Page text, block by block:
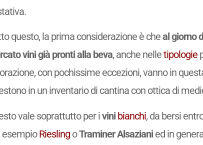
questo, la prima considerazione è cheal giorno
vini già pronti alla beva, anche nelletipologie
con pochissime eccezioni, vanno in
in un inventario di cantina con ottica di
vale soprattutto per ivinibianchi, da bersi
esempioRieslingoTraminerAlsazianied in